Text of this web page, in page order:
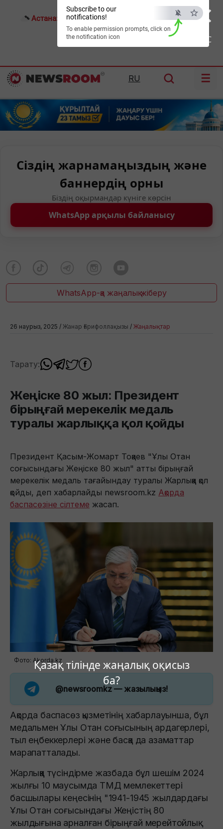
×
ESC
Қазақ тілінде жаңалық оқисыз
ба?
Subscribe to our
notifications!
To enable permission prompts, click on
the notification icon
Астана: 23°C Алматы: Шымкент:35°C
RU ☰
Сіздің жарнамаңыздың және
баннердің орны
Біздің оқырмандар күніге көрсін
WhatsApp арқылы байланысу
WhatsApp-қа жаңалық жіберу
26 наурыз, 2025 / Жанар Ғарифоллақызы / Жаңалықтар
Тарату:
Жеңіске 80 жыл: Президент
бірыңғай мерекелік медаль
туралы жарлыққа қол қойды
Президент Қасым-Жомарт Тоқаев "Ұлы Отан
соғысындағы Жеңіске 80 жыл" атты бірыңғай
мерекелік медаль тағайындау туралы Жарлыққа қол
қойды, деп хабарлайды newsroom.kz Ақорда
баспасөзіне сілтеме жасап.
Фото: Akorda.kz
@newsroomkz — жазылыңыз!
Ақорда баспасөз қызметінің хабарлауынша, бұл
медальмен Ұлы Отан соғысының ардагерлері,
тыл еңбеккерлері және басқа да азаматтар
марапатталады.​
Жарлыққа түсіндірме жазбада бұл шешім 2024
жылғы 10 маусымда ТМД мемлекеттері
басшылары кеңесінің "1941-1945 жылдардағы
Ұлы Отан соғысындағы Жеңістің 80
жылдығына арналған бірыңғай мерейтойлық